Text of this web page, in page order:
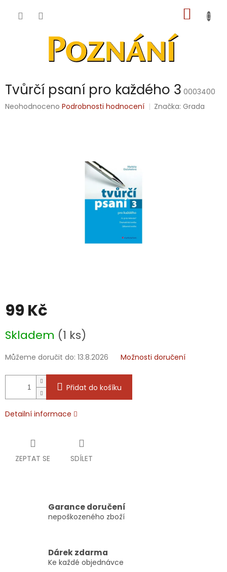
KOŠÍK
Tvůrčí psaní pro každého 3 0003400
Průměrné
Neohodnoceno Podrobnosti hodnocení Značka:Grada
99 Kč
cena:
Skladem (1 ks)
Můžeme doručit do: 13.8.2026 Možnosti doručení
Přidat do košíku
Detailní informace
ZEPTAT SE SDÍLET
Garance doručení
nepoškozeného zboží
Dárek zdarma
Ke každé objednávce